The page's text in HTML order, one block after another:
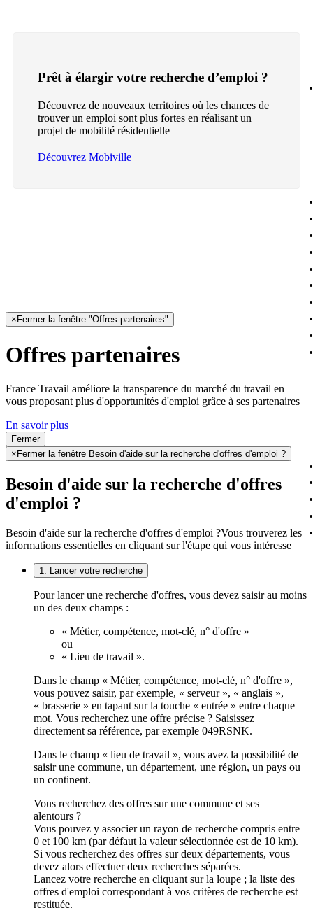
Prêt à élargir votre recherche d’emploi ?
Découvrez de nouveaux territoires où les chances de
trouver un emploi sont plus fortes en réalisant un
projet de mobilité résidentielle
Découvrez Mobiville
× Fermer la fenêtre "Offres partenaires"
Offres partenaires
France Travail améliore la transparence du marché du travail en
vous proposant plus d'opportunités d'emploi grâce à ses partenaires
En savoir plus
Fermer
× Fermer la fenêtre Besoin d'aide sur la recherche d'offres d'emploi ?
Besoin d'aide sur la recherche d'offres
d'emploi ?
Besoin d'aide sur la recherche d'offres d'emploi ?Vous trouverez les
informations essentielles en cliquant sur l'étape qui vous intéresse
1. Lancer votre recherche
Pour lancer une recherche d'offres, vous devez saisir au moins
un des deux champs :
« Métier, compétence, mot-clé, n° d'offre »
ou
« Lieu de travail ».
Dans le champ « Métier, compétence, mot-clé, n° d'offre »,
vous pouvez saisir, par exemple, « serveur », « anglais »,
« brasserie » en tapant sur la touche « entrée » entre chaque
mot. Vous recherchez une offre précise ? Saisissez
directement sa référence, par exemple 049RSNK.
Dans le champ « lieu de travail », vous avez la possibilité de
saisir une commune, un département, une région, un pays ou
un continent.
Vous recherchez des offres sur une commune et ses
alentours ?
Vous pouvez y associer un rayon de recherche compris entre
0 et 100 km (par défaut la valeur sélectionnée est de 10 km).
Si vous recherchez des offres sur deux départements, vous
devez alors effectuer deux recherches séparées.
Lancez votre recherche en cliquant sur la loupe ; la liste des
offres d'emploi correspondant à vos critères de recherche est
restituée.